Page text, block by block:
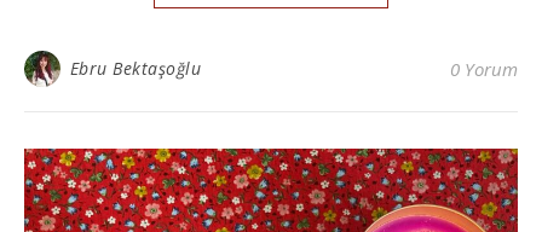
Ebru Bektaşoğlu 0 Yorum